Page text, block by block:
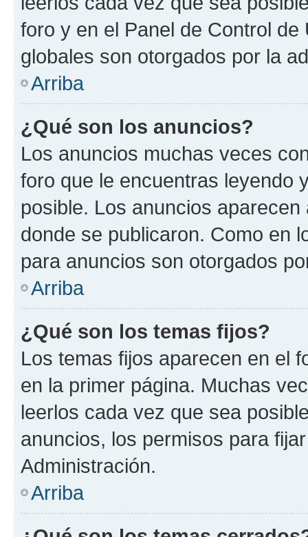
foro y en el Panel de Control
globales son otorgados por la
Arriba
¿Qué son los anuncios?
Los anuncios muchas veces
foro que le encuentras leyendo
posible. Los anuncios
donde se publicaron. Como en
para anuncios son otorgados
Arriba
¿Qué son los temas fijos?
Los temas fijos aparecen en el
en la primer página. Muchas
leerlos cada vez que sea
anuncios, los permisos para
Administración.
Arriba